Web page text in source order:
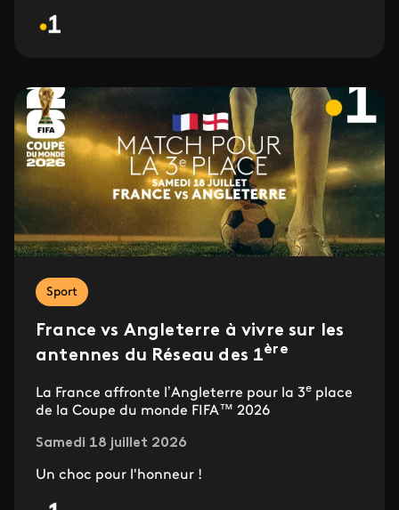
Sport
France vs Angleterre à vivre sur les
antennes du Réseau des 1ère
La France affronte l’Angleterre pour la 3e place
de la Coupe du monde FIFA™ 2026
Samedi 18 juillet 2026
Un choc pour l'honneur !